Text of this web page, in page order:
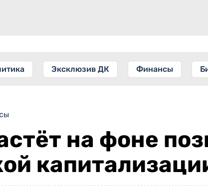
Эксклюзив ДК Финансы
на фоне